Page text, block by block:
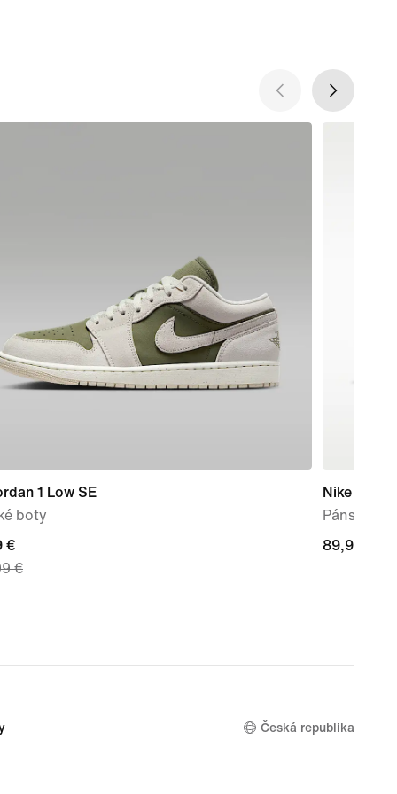
1 Low SE
boty
€
€
€
Nike Mind
Pánské
89,99 €
89,99 €
Česká republika